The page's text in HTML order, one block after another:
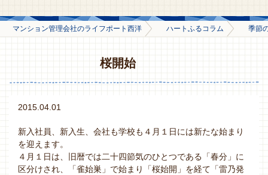
マンション管理会社のライフポート西洋 ハートふるコラム 季節
桜開始
2015.04.01
新入社員、新入生、会社も学校も４月１日には新たな始まり
を迎えます。
４月１日は、旧暦では二十四節気のひとつである「春分」に
区分けされ、「雀始巣」で始まり「桜始開」を経て「雷乃発